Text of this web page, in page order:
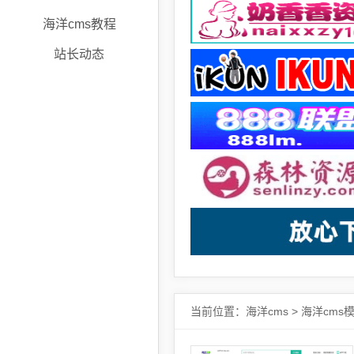
海洋cms教程
站长动态
当前位置： 海洋cms > 海洋cms